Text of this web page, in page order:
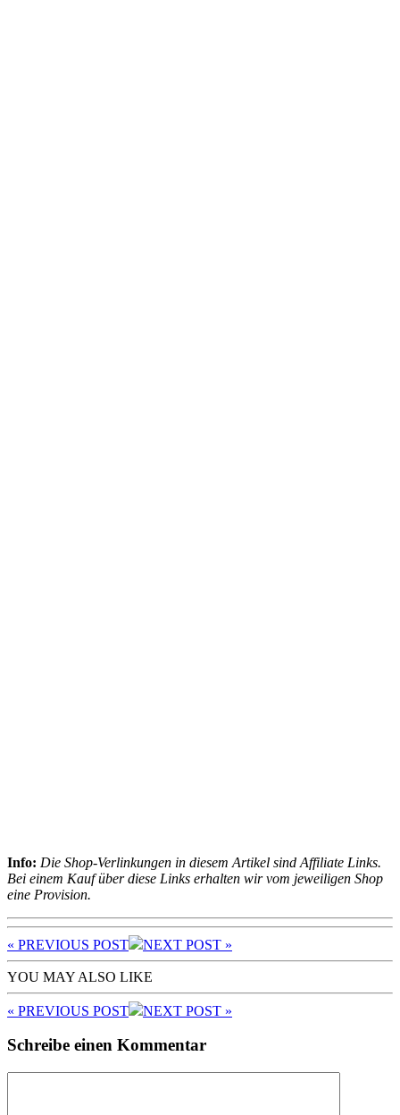
Info: Die Shop-Verlinkungen in diesem Artikel sind Affiliate Links.
Bei einem Kauf über diese Links erhalten wir vom jeweiligen Shop
eine Provision.
« PREVIOUS POST NEXT POST »
YOU MAY ALSO LIKE
« PREVIOUS POST NEXT POST »
Schreibe einen Kommentar